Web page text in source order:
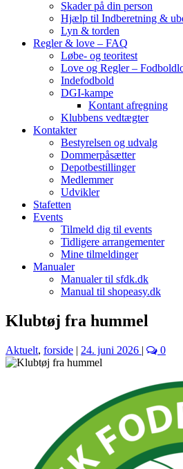
Skader på din person
Hjælp til Indberetning &
Lyn & torden
Regler & love – FAQ
Løbe- og teoritest
Love og Regler –
Indefodbold
DGI-kampe
Kontant afregning
Klubbens vedtægter
Kontakter
Bestyrelsen og udvalg
Dommerpåsætter
Depotbestillinger
Medlemmer
Udvikler
Stafetten
Events
Tilmeld dig til events
Tidligere arrangementer
Mine tilmeldinger
Manualer
Manualer til sfdk.dk
Manual til shopeasy.dk
Klubtøj fra hummel
Aktuelt, forside | 24. juni 2026 | 0